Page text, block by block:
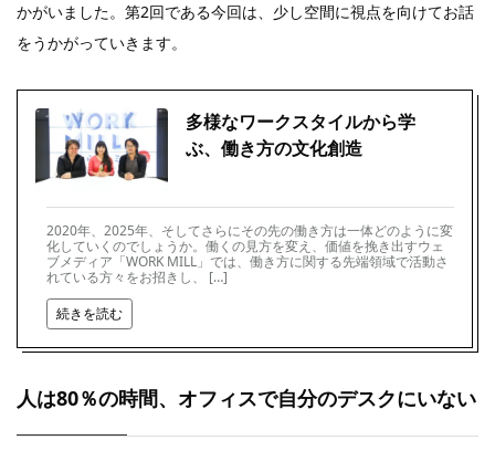
かがいました。第2回である今回は、少し空間に視点を向けてお話
をうかがっていきます。
多様なワークスタイルから学
ぶ、働き方の文化創造
2020年、2025年、そしてさらにその先の働き方は一体どのように変
化していくのでしょうか。働くの見方を変え、価値を挽き出すウェ
ブメディア「WORK MILL」では、働き方に関する先端領域で活動さ
れている方々をお招きし、 […]
続きを読む
人は80％の時間、オフィスで自分のデスクにいない